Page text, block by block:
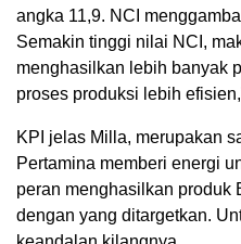
angka 11,9. NCI
Semakin tinggi nilai NCI,
menghasilkan lebih banyak
proses produksi lebih
KPI jelas Milla, merupakan
Pertamina memberi energi
peran menghasilkan produk
dengan yang ditargetkan.